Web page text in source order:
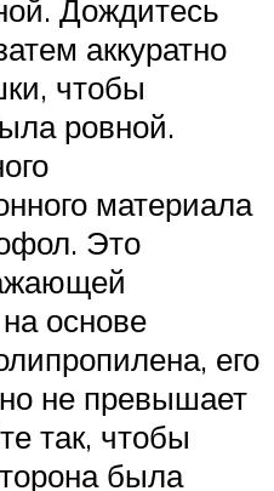
Дождитесь
аккуратно
чтобы
ровной.
материала
Это
основе
его
не превышает
так, чтобы
была